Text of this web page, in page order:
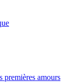
amours